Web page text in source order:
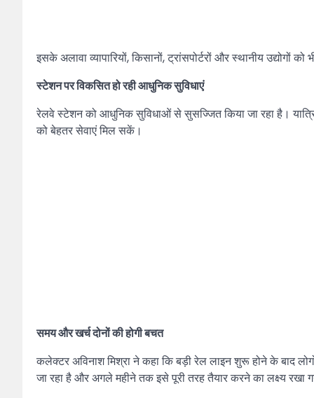
इसके अलावा व्यापारियों, किसानों, ट्रांसपोर्टरों और स्थानीय उद्योगों
स्टेशन पर विकसित हो रही आधुनिक सुविधाएं
रेलवे स्टेशन को आधुनिक सुविधाओं से सुसज्जित किया जा रहा है।
को बेहतर सेवाएं मिल सकें।
समय और खर्च दोनों की होगी बचत
कलेक्टर अविनाश मिश्रा ने कहा कि बड़ी रेल लाइन शुरू होने के बाद
जा रहा है और अगले महीने तक इसे पूरी तरह तैयार करने का लक्ष्य रखा